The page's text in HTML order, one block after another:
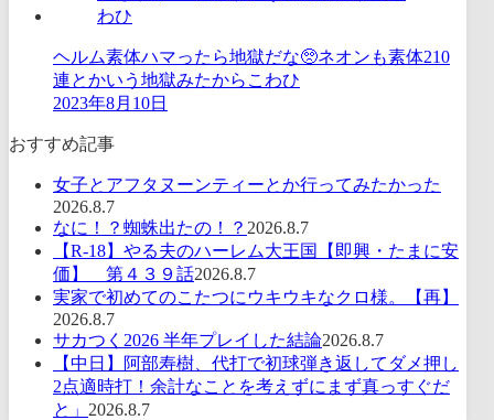
ヘルム素体ハマったら地獄だな🥺ネオンも素体210
連とかいう地獄みたからこわひ
2023年8月10日
おすすめ記事
女子とアフタヌーンティーとか行ってみたかった
2026.8.7
なに！？蜘蛛出たの！？ 2026.8.7
【R-18】やる夫のハーレム大王国【即興・たまに安
価】 第４３９話2026.8.7
実家で初めてのこたつにウキウキなクロ様。【再】
2026.8.7
サカつく2026 半年プレイした結論2026.8.7
【中日】阿部寿樹、代打で初球弾き返してダメ押し
2点適時打！余計なことを考えずにまず真っすぐだ
と」 2026.8.7